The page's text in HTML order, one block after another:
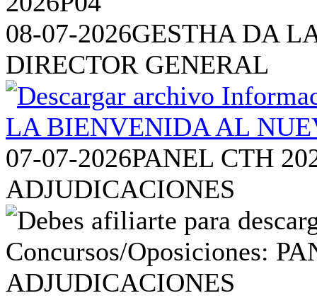
08-07-2026GESTHA DA
DIRECTOR GENERAL
07-07-2026PANEL CTH
ADJUDICACIONES